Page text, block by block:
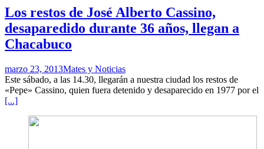
Los restos de José Alberto Cassino,
desaparedido durante 36 años, llegan a
Chacabuco
marzo 23, 2013Mates y Noticias
Este sábado, a las 14.30, llegarán a nuestra ciudad los restos de
«Pepe» Cassino, quien fuera detenido y desaparecido en 1977 por el
[...]